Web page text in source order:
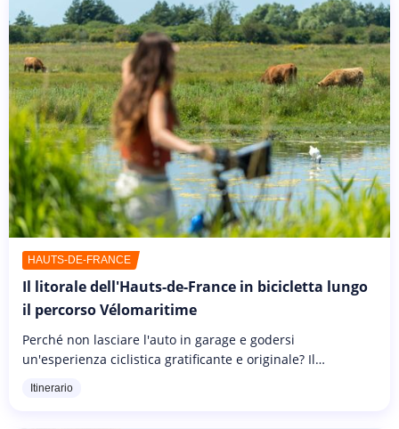
HAUTS-DE-FRANCE
Il litorale dell'Hauts-de-France in bicicletta lungo
il percorso Vélomaritime
Perché non lasciare l'auto in garage e godersi
un'esperienza ciclistica gratificante e originale? Il
Itinerario